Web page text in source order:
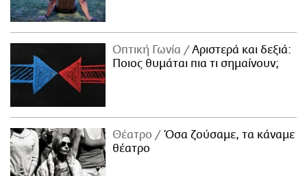
Οπτική Γωνία
Αριστερά και δεξιά:
Ποιος θυμάται πια τι σημαίνουν;
Θέατρο
Όσα ζούσαμε, τα κάναμε
θέατρο